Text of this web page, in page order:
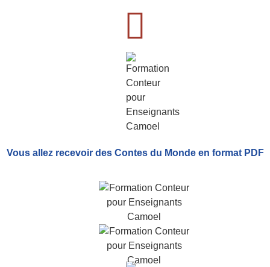
Vous allez recevoir des Contes du Monde en format PDF